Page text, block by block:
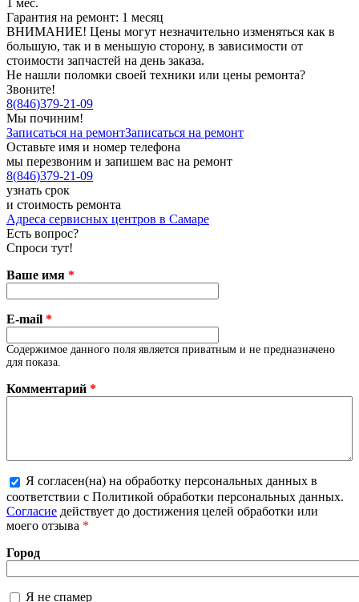
Гарантия на ремонт: 1 месяц
ВНИМАНИЕ! Цены могут незначительно изменяться как в
большую, так и в меньшую сторону, в зависимости от
стоимости запчастей на день заказа.
Не нашли поломки своей техники или цены ремонта?
Звоните!
8(846)379-21-09
Мы починим!
Записаться на ремонтЗаписаться на ремонт
Оставьте имя и номер телефона
мы перезвоним и запишем вас на ремонт
8(846)379-21-09
узнать срок
и стоимость ремонта
Адреса сервисных центров в Самаре
Есть вопрос?
Спроси тут!
Ваше имя *
E-mail *
Содержимое данного поля является приватным и не предназначено
для показа.
Комментарий *
Более подробная информация о текстовых форматах
Я согласен(на) на обработку персональных данных в
соответствии с Политикой обработки персональных данных.
Согласие действует до достижения целей обработки или
моего отзыва *
Город
Я не спамер